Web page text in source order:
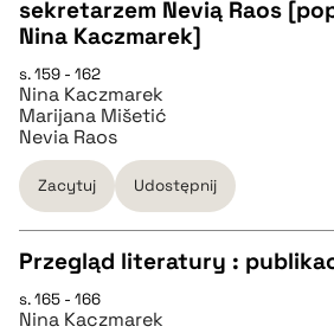
pobierz cytat
BIBTEX
pobierz cytat
sekretarzem Nevią Raos
Nina Kaczmarek]
s. 159 - 162
Nina Kaczmarek
Marijana Mišetić
Nevia Raos
Zacytuj Udostępnij
CZYSTY TEKST
Przegląd literatury :
s. 165 - 166
Nina Kaczmarek